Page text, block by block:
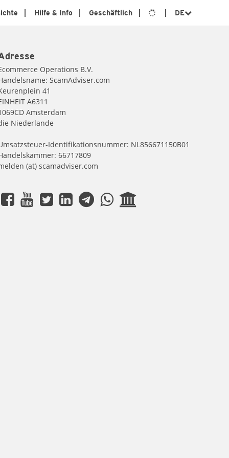
Hilfe & Info Geschäftlich DE
Operations B.V.
ScamAdviser.com
41
A6311
Amsterdam
Niederlande
Identifikationsnummer: NL856671150B01
66717809
(at) scamadviser.com